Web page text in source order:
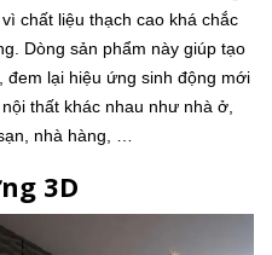
chất liệu thạch cao khá chắc
Dòng sản phẩm này giúp tạo
đem lại hiệu ứng sinh động mới
thất khác nhau như nhà ở,
nhà hàng, …
3D